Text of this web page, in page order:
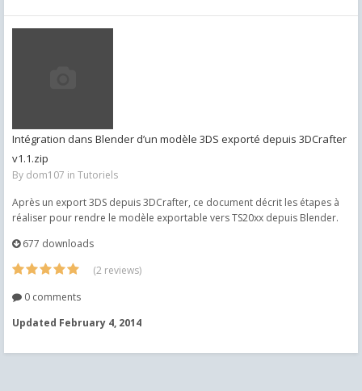
Intégration dans Blender d’un modèle 3DS exporté depuis 3DCrafter
v1.1.zip
By dom107 in Tutoriels
Après un export 3DS depuis 3DCrafter, ce document décrit les étapes à
réaliser pour rendre le modèle exportable vers TS20xx depuis Blender.
677 downloads
(2 reviews)
0 comments
Updated February 4, 2014